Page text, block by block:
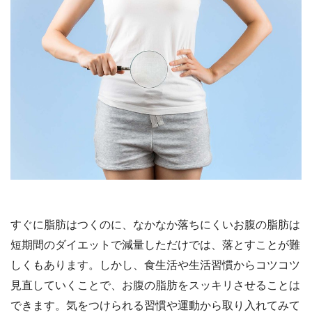
すぐに脂肪はつくのに、なかなか落ちにくいお腹の脂肪は
短期間のダイエットで減量しただけでは、落とすことが難
しくもあります。しかし、食生活や生活習慣からコツコツ
見直していくことで、お腹の脂肪をスッキリさせることは
できます。気をつけられる習慣や運動から取り入れてみて